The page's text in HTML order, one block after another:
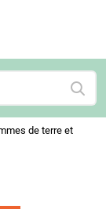
de terre et